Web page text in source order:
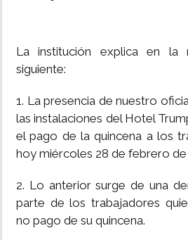
La institución explica en
siguiente:
1. La presencia de nuestro
las instalaciones del Hotel
el pago de la quincena a los
hoy miércoles 28 de febrero de
2. Lo anterior surge de una
parte de los trabajadores
no pago de su quincena.